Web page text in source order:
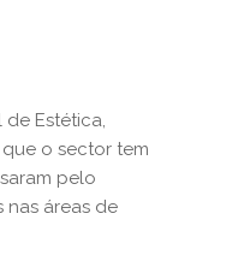
Estética,
o sector tem
pelo
nas áreas de